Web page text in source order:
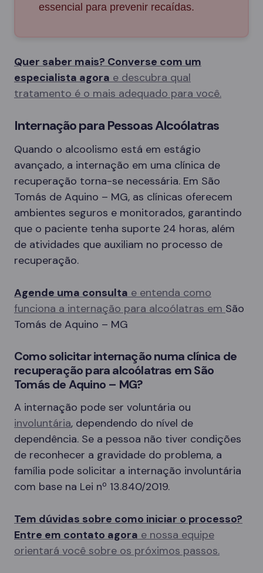
essencial para prevenir recaídas.
Quer saber mais? Converse com um
especialista agora e descubra qual
tratamento é o mais adequado para você.
Internação para Pessoas Alcoólatras
Quando o alcoolismo está em estágio
avançado, a internação em uma clínica de
recuperação torna-se necessária. Em São
Tomás de Aquino – MG, as clínicas oferecem
ambientes seguros e monitorados, garantindo
que o paciente tenha suporte 24 horas, além
de atividades que auxiliam no processo de
recuperação.
Agende uma consulta e entenda como
funciona a internação para alcoólatras em São
Tomás de Aquino – MG
Como solicitar internação numa clínica de
recuperação para alcoólatras em São
Tomás de Aquino – MG?
A internação pode ser voluntária ou
involuntária, dependendo do nível de
dependência. Se a pessoa não tiver condições
de reconhecer a gravidade do problema, a
família pode solicitar a internação involuntária
com base na Lei nº 13.840/2019.
Tem dúvidas sobre como iniciar o processo?
Entre em contato agora e nossa equipe
orientará você sobre os próximos passos.